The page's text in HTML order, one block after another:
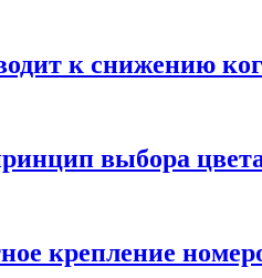
к снижению
выбора
крепление